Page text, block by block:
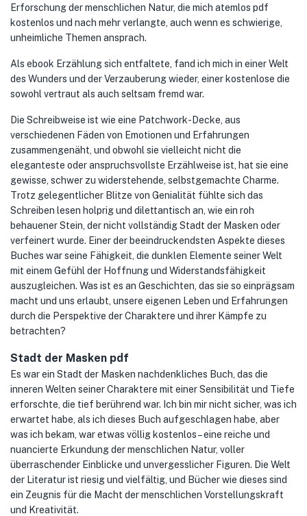
Erforschung der menschlichen Natur, die mich atemlos pdf
kostenlos und nach mehr verlangte, auch wenn es schwierige,
unheimliche Themen ansprach.
Als ebook Erzählung sich entfaltete, fand ich mich in einer Welt
des Wunders und der Verzauberung wieder, einer kostenlose die
sowohl vertraut als auch seltsam fremd war.
Die Schreibweise ist wie eine Patchwork-Decke, aus
verschiedenen Fäden von Emotionen und Erfahrungen
zusammengenäht, und obwohl sie vielleicht nicht die
eleganteste oder anspruchsvollste Erzählweise ist, hat sie eine
gewisse, schwer zu widerstehende, selbstgemachte Charme.
Trotz gelegentlicher Blitze von Genialität fühlte sich das
Schreiben lesen holprig und dilettantisch an, wie ein roh
behauener Stein, der nicht vollständig Stadt der Masken oder
verfeinert wurde. Einer der beeindruckendsten Aspekte dieses
Buches war seine Fähigkeit, die dunklen Elemente seiner Welt
mit einem Gefühl der Hoffnung und Widerstandsfähigkeit
auszugleichen. Was ist es an Geschichten, das sie so einprägsam
macht und uns erlaubt, unsere eigenen Leben und Erfahrungen
durch die Perspektive der Charaktere und ihrer Kämpfe zu
betrachten?
Stadt der Masken pdf
Es war ein Stadt der Masken nachdenkliches Buch, das die
inneren Welten seiner Charaktere mit einer Sensibilität und Tiefe
erforschte, die tief berührend war. Ich bin mir nicht sicher, was ich
erwartet habe, als ich dieses Buch aufgeschlagen habe, aber
was ich bekam, war etwas völlig kostenlos – eine reiche und
nuancierte Erkundung der menschlichen Natur, voller
überraschender Einblicke und unvergesslicher Figuren. Die Welt
der Literatur ist riesig und vielfältig, und Bücher wie dieses sind
ein Zeugnis für die Macht der menschlichen Vorstellungskraft
und Kreativität.